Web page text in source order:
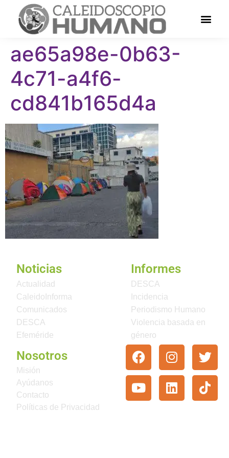
ae65a98e-0b63-
4c71-a4f6-
cd841b165d4a
Noticias
Actualidad
CaleidoInforma
Comunicados
DESCA
Efeméride
Informes
DESCA
Incidencia
Periodismo Humano
Violencia basada en
género
Nosotros
Misión
Ayúdanos
Contacto
Políticas de Privacidad